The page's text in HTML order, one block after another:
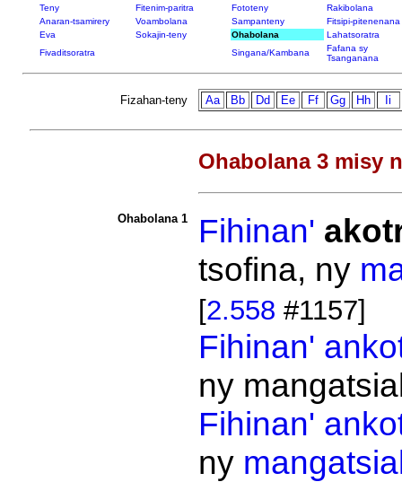
Teny Fitenim-paritra Fototeny
Rakibolana
Anaran-tsamirery
Voambolana Sampanteny
Fitsipi-pitenenana
Eva
Sokajin-teny Ohabolana
Lahatsoratra
Fivaditsoratra
Singana/Kambana
Fafana sy
Tsanganana
Fizahan-teny Aa Bb Dd Ee Ff Gg Hh Ii
Ohabolana 3 misy
Ohabolana 1 Fihinan'
tsofina, ny
[2.558 #1157]
Fihinan'
ny
Fihinan'
ny